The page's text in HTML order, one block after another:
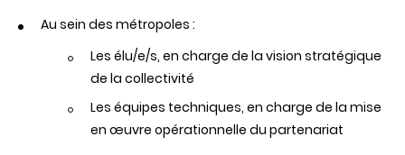
Au sein des métropoles :
Les élu/e/s, en charge de la vision stratégique
de la collectivité
Les équipes techniques, en charge de la mise
en œuvre opérationnelle du partenariat